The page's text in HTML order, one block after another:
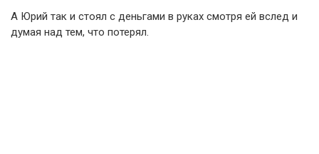
А Юрий так и стоял с деньгами в руках смотря ей вслед и
думая над тем, что потерял.